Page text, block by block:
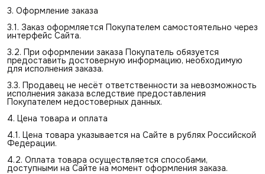
3. Оформление заказа
3.1. Заказ оформляется Покупателем самостоятельно через
интерфейс Сайта.
3.2. При оформлении заказа Покупатель обязуется
предоставить достоверную информацию, необходимую
для исполнения заказа.
3.3. Продавец не несёт ответственности за невозможность
исполнения заказа вследствие предоставления
Покупателем недостоверных данных.
4. Цена товара и оплата
4.1. Цена товара указывается на Сайте в рублях Российской
Федерации.
4.2. Оплата товара осуществляется способами,
доступными на Сайте на момент оформления заказа.